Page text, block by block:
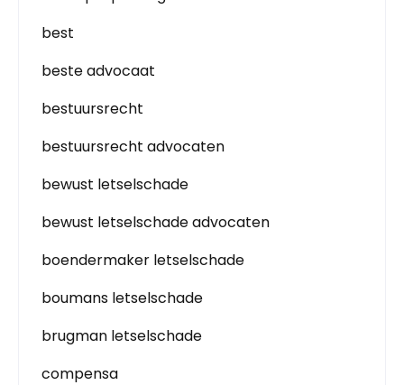
best
beste advocaat
bestuursrecht
bestuursrecht advocaten
bewust letselschade
bewust letselschade advocaten
boendermaker letselschade
boumans letselschade
brugman letselschade
compensa